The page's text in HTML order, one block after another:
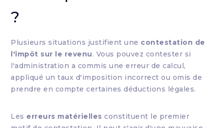
?
Plusieurs situations justifient une contestation de
l'impôt sur le revenu. Vous pouvez contester si
l'administration a commis une erreur de calcul,
appliqué un taux d'imposition incorrect ou omis de
prendre en compte certaines déductions légales.
Les erreurs matérielles constituent le premier